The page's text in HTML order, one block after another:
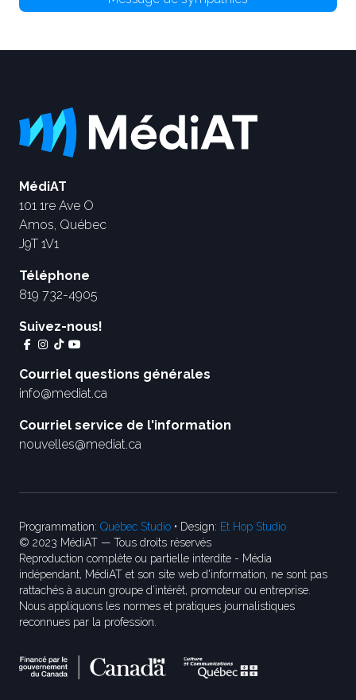
MédiAT
101 1re Ave O
Amos, Québec
J9T 1V1
Téléphone
819 732-4905
Suivez-nous!
Courriel questions générales
info@mediat.ca
Courriel service de l'information
nouvelles@mediat.ca
Programmation: Québec Studio • Design: Et Hop Studio
© 2023 MédiAT — Tous droits réservés
Reproduction complète ou partielle interdite - Média
indépendant, MédiAT et son site web d'information, ne sont pas
rattachés à aucun groupe d’intérêt, promoteur ou entreprise.
Nous appliquons les normes et pratiques journalistiques
reconnues par la profession.